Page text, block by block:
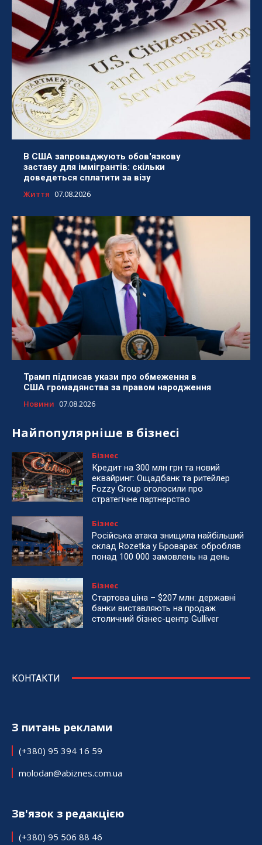
В США запроваджують обов'язкову
заставу для іммігрантів: скільки
доведеться сплатити за візу
Життя 07.08.2026
Трамп підписав укази про обмеження в
США громадянства за правом народження
Новини 07.08.2026
Найпопулярніше в бізнесі
Бізнес
Кредит на 300 млн грн та новий
еквайринг: Ощадбанк та ритейлер
Fozzy Group оголосили про
стратегічне партнерство
Бізнес
Російська атака знищила найбільший
склад Rozetka у Броварах: обробляв
понад 100 000 замовлень на день
Бізнес
Стартова ціна – $207 млн: державні
банки виставляють на продаж
столичний бізнес-центр Gulliver
КОНТАКТИ
З питань реклами
(+380) 95 394 16 59
molodan@abiznes.com.ua
Зв'язок з редакцією
(+380) 95 506 88 46